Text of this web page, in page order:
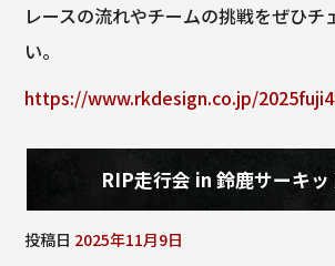
レースの流れやチームの挑戦をぜひチ
い。
https://www.rkdesign.co.jp/
RIP走行会 in 鈴鹿サーキ
投稿日 2025年11月9日